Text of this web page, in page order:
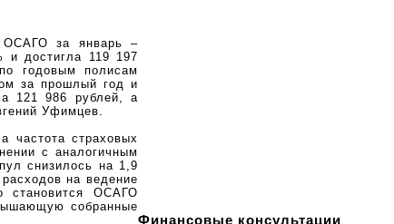
ОСАГО за январь –
и достигла 119 197
годовым полисам
за прошлый год и
121 986 рублей, а
Уфимцев.
частота страховых
с аналогичным
снизилось на 1,9
на ведение
становится ОСАГО
собранные
Финансовые консультации